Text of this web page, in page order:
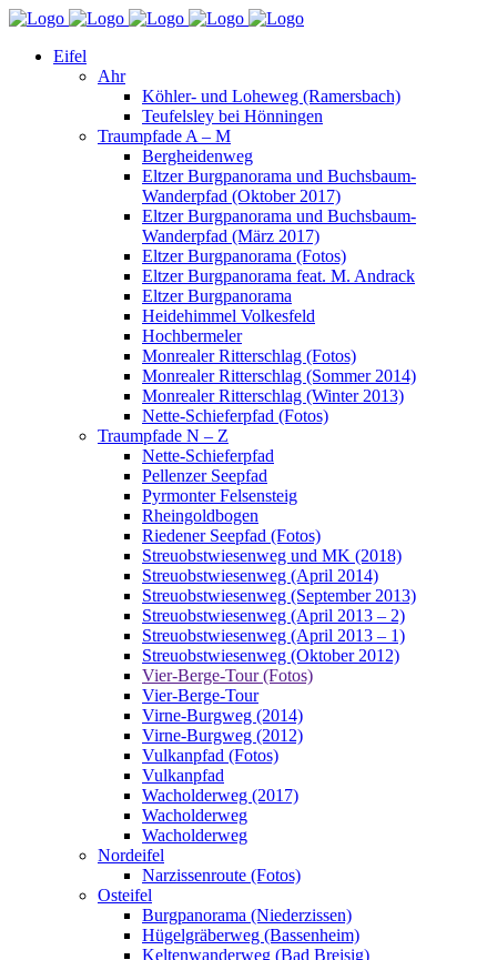
Eifel
Ahr
Köhler- und Loheweg (Ramersbach)
Teufelsley bei Hönningen
Traumpfade A – M
Bergheidenweg
Eltzer Burgpanorama und Buchsbaum-
Wanderpfad (Oktober 2017)
Eltzer Burgpanorama und Buchsbaum-
Wanderpfad (März 2017)
Eltzer Burgpanorama (Fotos)
Eltzer Burgpanorama feat. M. Andrack
Eltzer Burgpanorama
Heidehimmel Volkesfeld
Hochbermeler
Monrealer Ritterschlag (Fotos)
Monrealer Ritterschlag (Sommer 2014)
Monrealer Ritterschlag (Winter 2013)
Nette-Schieferpfad (Fotos)
Traumpfade N – Z
Nette-Schieferpfad
Pellenzer Seepfad
Pyrmonter Felsensteig
Rheingoldbogen
Riedener Seepfad (Fotos)
Streuobstwiesenweg und MK (2018)
Streuobstwiesenweg (April 2014)
Streuobstwiesenweg (September 2013)
Streuobstwiesenweg (April 2013 – 2)
Streuobstwiesenweg (April 2013 – 1)
Streuobstwiesenweg (Oktober 2012)
Vier-Berge-Tour (Fotos)
Vier-Berge-Tour
Virne-Burgweg (2014)
Virne-Burgweg (2012)
Vulkanpfad (Fotos)
Vulkanpfad
Wacholderweg (2017)
Wacholderweg
Wacholderweg
Nordeifel
Narzissenroute (Fotos)
Osteifel
Burgpanorama (Niederzissen)
Hügelgräberweg (Bassenheim)
Keltenwanderweg (Bad Breisig)